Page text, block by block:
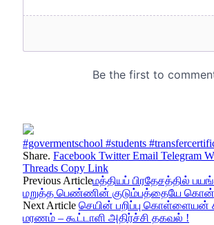
#govermentschool #students
Share. Facebook Twitter Email Telegram
Threads Copy Link
Previous Articleமத்தியப் பிரதேசத்தில்
மறுத்த பெண்ணின் குடும்பத்தையே
Next Article செயின் பறிப்பு கொள்ளையன்
மரணம் – கூட்டாளி அதிர்ச்சி தகவல் !